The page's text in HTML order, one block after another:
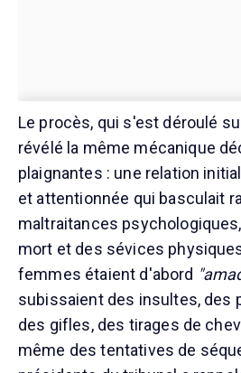
Le procès, qui s'est déroulé
révélé la même mécanique
plaignantes : une relation
et attentionnée qui basculait
maltraitances
mort et des sévices
femmes étaient d'abord
subissaient des insultes, des
des gifles, des tirages de
même des tentatives de